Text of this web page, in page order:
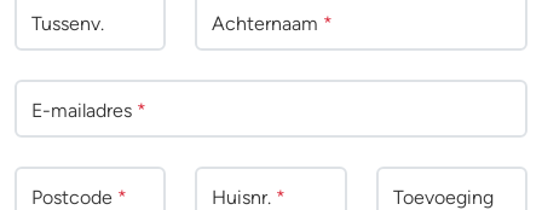
Tussenv. Achternaam *
E-mailadres *
Postcode * Huisnr. * Toevoeging